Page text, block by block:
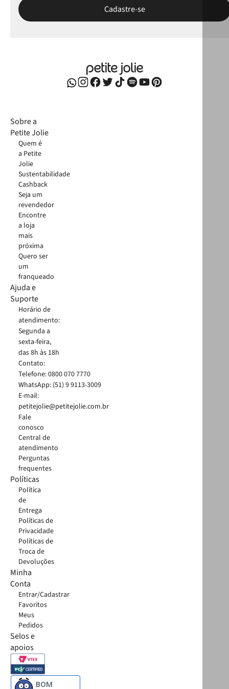
Sobre a
Petite Jolie
Quem é
a Petite
Jolie
Sustentabilidade
Cashback
Seja um
revendedor
Encontre
a loja
mais
próxima
Quero ser
um
franqueado
Ajuda e
Suporte
Horário de
atendimento:
Segunda a
sexta-feira,
das 8h às 18h
Contato:
Telefone: 0800 070 7770
WhatsApp: (51) 9 9113-3009
E-mail:
petitejolie@petitejolie.com.br
Fale
conosco
Central de
atendimento
Perguntas
frequentes
Políticas
Política
de
Entrega
Políticas de
Privacidade
Políticas de
Troca de
Devoluções
Minha
Conta
Entrar/Cadastrar
Favoritos
Meus
Pedidos
Selos e
apoios
BOM